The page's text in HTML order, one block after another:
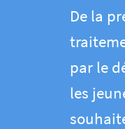
De la
par le
les